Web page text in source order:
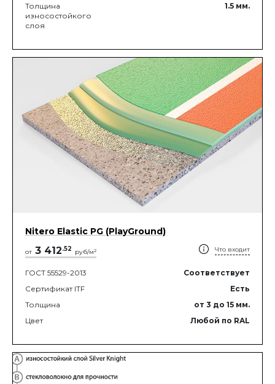
Толщина
износостойкого
слоя
1.5 мм.
Nitero Elastic PG (PlayGround)
от 3 412.52 руб/м2 Что входит
ГОСТ 55529-2013
Соответствует
Сертификат ITF
Есть
Толщина
от 3 до 15 мм.
Цвет
Любой по RAL